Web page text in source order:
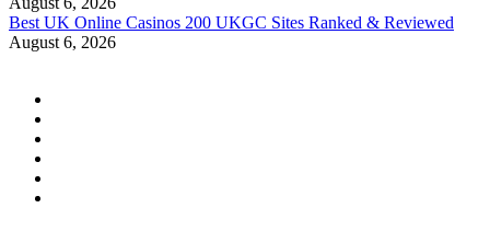
Best UK Online Casinos 200 UKGC Sites Ranked & Reviewed
August 6, 2026